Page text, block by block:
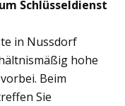
Schlüsseldienst
in Nussdorf
hohe
Beim
Sie